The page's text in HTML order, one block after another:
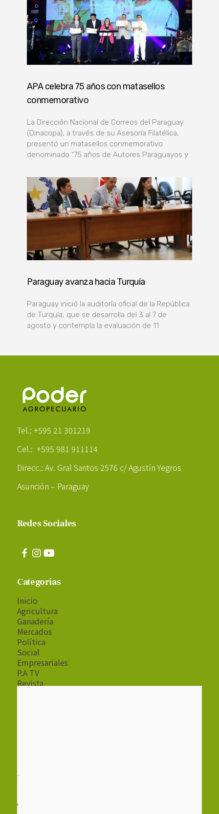
APA celebra 75 años con matasellos
conmemorativo
La Dirección Nacional de Correos del Paraguay
(Dinacopa), a través de su Asesoría Filatélica,
presentó un matasellos conmemorativo
denominado “75 años de Autores Paraguayos y
Paraguay avanza hacia Turquía
Paraguay inició la auditoría oficial de la República
de Turquía, que se desarrolla del 3 al 7 de
agosto y contempla la evaluación de 11
Tel.: +595 21 301219
Cel.: +595 981 911114
Direcc.: Av. Gral Santos 2576 c/ Agustín Yegros
Asunción – Paraguay
Redes Sociales
Categorías
Inicio
Agricultura
Ganadería
Mercados
Política
Social
Empresariales
P.A TV
Revista